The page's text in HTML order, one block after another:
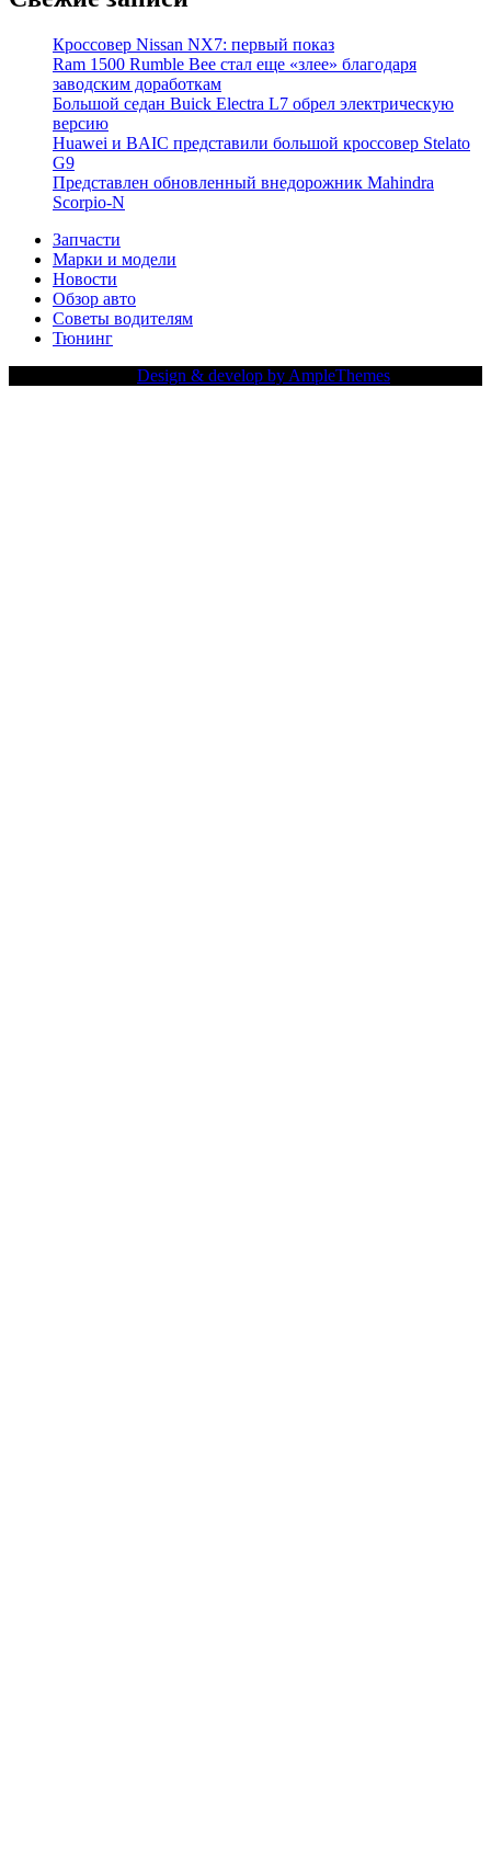
Кроссовер Nissan NX7: первый показ
Ram 1500 Rumble Bee стал еще «злее» благодаря
заводским доработкам
Большой седан Buick Electra L7 обрел электрическую
версию
Huawei и BAIC представили большой кроссовер Stelato
G9
Представлен обновленный внедорожник Mahindra
Scorpio-N
Запчасти
Марки и модели
Новости
Обзор авто
Советы водителям
Тюнинг
Design & develop by AmpleThemes